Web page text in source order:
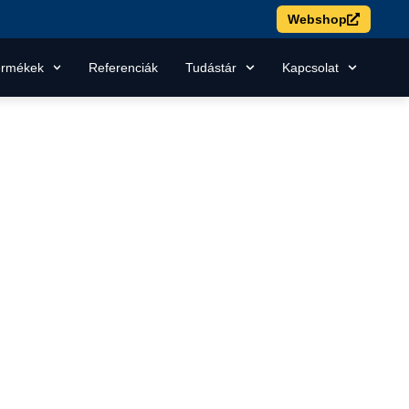
Webshop
Referenciák Tudástár Kapcsolat